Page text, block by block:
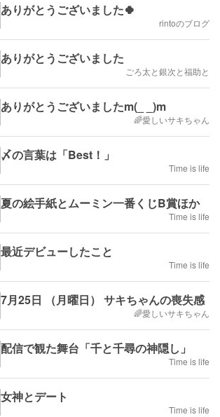
ありがとうございました🍀
rintoのブログ
ありがとうございました
ごろ太と銀次と福助と
ありがとうございましたm(_ _)m
🌈愛しいサキちゃん
〆の言葉は「Best！」
Time is life
夏の絵手紙とムーミン一番くじB賞ほか
Time is life
最近デビューしたこと
Time is life
7月25日 （月曜日） サキちゃんの喪失感
🌈愛しいサキちゃん
配信で観た舞台「千と千尋の神隠し」
Time is life
女神とデート
Time is life